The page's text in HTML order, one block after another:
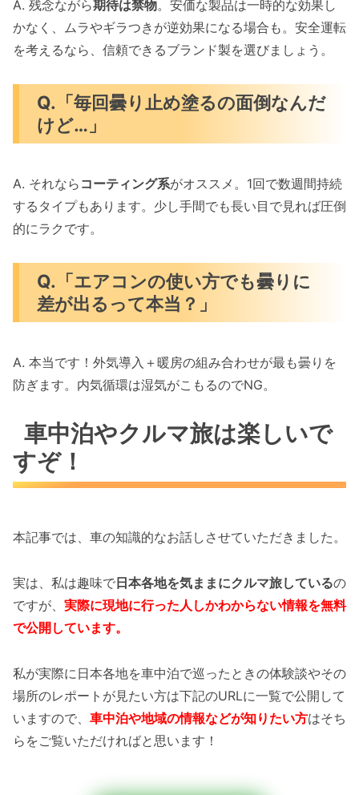
A. 残念ながら期待は禁物。安価な製品は一時的な効果し
かなく、ムラやギラつきが逆効果になる場合も。安全運転
を考えるなら、信頼できるブランド製を選びましょう。
Q.「毎回曇り止め塗るの面倒なんだ
けど…」
A. それなら コーティング系がオススメ。1回で数週間持続
するタイプもあります。少し手間でも長い目で見れば圧倒
的にラクです。
Q.「エアコンの使い方でも曇りに
差が出るって本当？」
A. 本当です！外気導入＋暖房の組み合わせが最も曇りを
防ぎます。内気循環は湿気がこもるのでNG。
車中泊やクルマ旅は楽しいで
すぞ！
本記事では、車の知識的なお話しさせていただきました。
実は、私は趣味で日本各地を気ままにクルマ旅しているの
ですが、 実際に現地に行った人しかわからない情報を無料
で公開しています。
私が実際に日本各地を車中泊で巡ったときの体験談やその
場所のレポートが見たい方は下記のURLに一覧で公開して
いますので、 車中泊や地域の情報などが知りたい方はそち
らをご覧いただければと思います！